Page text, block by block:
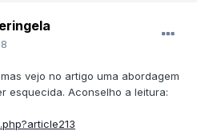
vejo no artigo uma abordagem
esquecida. Aconselho a leitura: